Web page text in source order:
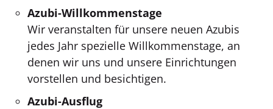
Azubi-Willkommenstage
Wir veranstalten für unsere neuen Azubis
jedes Jahr spezielle Willkommenstage, an
denen wir uns und unsere Einrichtungen
vorstellen und besichtigen.
Azubi-Ausflug